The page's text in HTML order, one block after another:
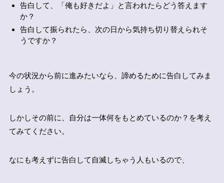
告白して、「俺も好きだよ」と言われたらどう答えます
か？
告白して振られたら、次の日から気持ち切り替えられそ
うですか？
今の状況から前に進みたいなら、諦めるために告白してみま
しょう。
しかしその前に、自分は一体何をもとめているのか？を考え
てみてください。
なにも考えずに告白して自滅しちゃう人もいるので、